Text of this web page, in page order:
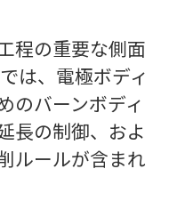
程の重要な側面
は、電極ボディ
のバーンボディ
長の制御、およ
ルールが含まれ